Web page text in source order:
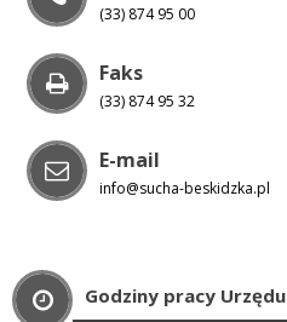
(33) 874 95 00
Faks
(33) 874 95 32
E-mail
info@sucha-beskidzka.pl
Godziny pracy Urzędu